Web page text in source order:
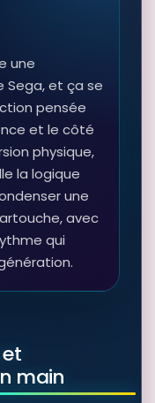
une
Sega, et ça se
pensée
et le côté
physique,
la logique
une
avec
qui
main